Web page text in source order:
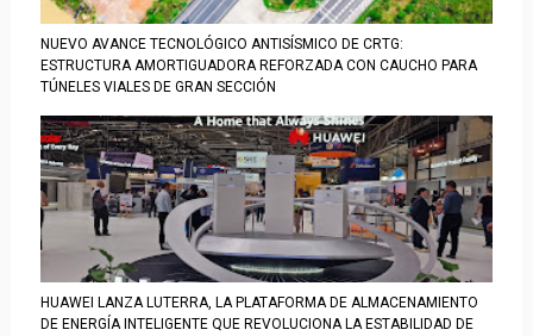
NUEVO AVANCE TECNOLÓGICO ANTISÍSMICO DE CRTG:
ESTRUCTURA AMORTIGUADORA REFORZADA CON CAUCHO PARA
TÚNELES VIALES DE GRAN SECCIÓN
HUAWEI LANZA LUTERRA, LA PLATAFORMA DE ALMACENAMIENTO
DE ENERGÍA INTELIGENTE QUE REVOLUCIONA LA ESTABILIDAD DE